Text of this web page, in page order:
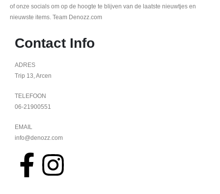
of onze socials om op de hoogte te blijven van de laatste nieuwtjes en
nieuwste items. Team Denozz.com
Contact Info
ADRES
Trip 13, Arcen
TELEFOON
06-21900551
EMAIL
info@denozz.com